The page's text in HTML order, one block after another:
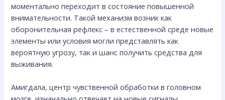
моментально переходит в состояние повышенной
внимательности. Такой механизм возник как
оборонительная рефлекс – в естественной среде новые
элементы или условия могли представлять как
вероятную угрозу, так и шанс получить средства для
выживания.
Амигдала, центр чувственной обработки в головном